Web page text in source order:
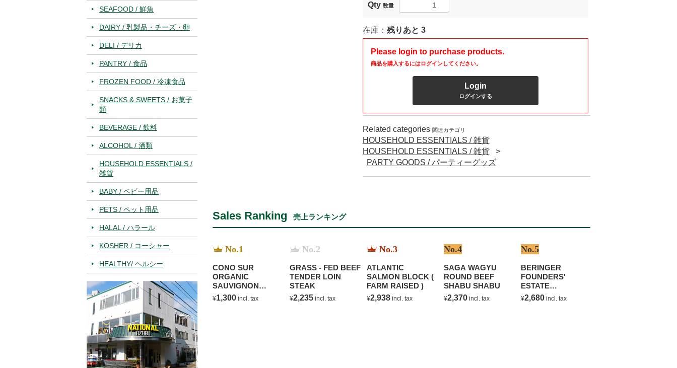
SEAFOOD / 鮮魚
DAIRY / 乳製品・チーズ・卵
DELI / デリカ
PANTRY / 食品
FROZEN FOOD / 冷凍食品
SNACKS & SWEETS / お菓子
類
BEVERAGE / 飲料
ALCOHOL / 酒類
HOUSEHOLD ESSENTIALS /
雑貨
BABY / ベビー用品
PETS / ペット用品
HALAL / ハラール
KOSHER / コーシャー
HEALTHY/ ヘルシー
Qty 数量
在庫： 残りあと 3
Please login to purchase products.
商品を購入するにはログインしてください。
Login
ログインする
Related categories 関連カテゴリ
HOUSEHOLD ESSENTIALS / 雑貨
HOUSEHOLD ESSENTIALS / 雑貨
PARTY GOODS / パーティーグッズ
Sales Ranking 売上ランキング
No.1
CONO SUR
ORGANIC
SAUVIGNON
BLANC
¥1,300 incl. tax
No.2
GRASS - FED BEEF
TENDER LOIN
STEAK
¥2,235 incl. tax
No.3
ATLANTIC
SALMON BLOCK (
FARM RAISED )
¥2,938 incl. tax
No.4
SAGA WAGYU
ROUND BEEF
SHABU SHABU
¥2,370 incl. tax
No.5
BERINGER
FOUNDERS'
ESTATE
CHARDONNAY
¥2,680 incl. tax